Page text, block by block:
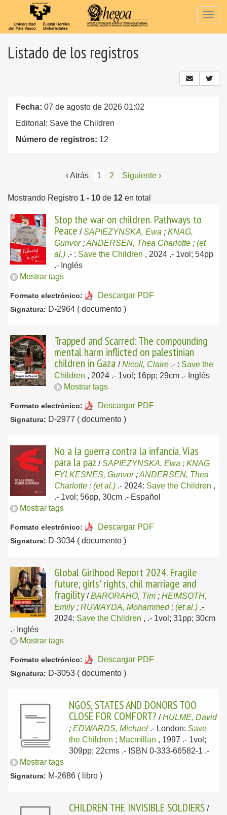
Listado de los registros
Fecha: 07 de agosto de 2026 01:02
Editorial: Save the Children
Número de registros: 12
‹ Atrás 1 2 Siguiente ›
Mostrando Registro 1 - 10 de 12 en total
Stop the war on children. Pathways to
Peace /SAPIEZYNSKA, Ewa ; KNAG,
Gunvor;ANDERSEN, Thea Charlotte ; (et
al.) .- : Save the Children , 2024 .- 1vol; 54pp
.- Inglés
Mostrar tags
Formato electrónico: Descargar PDF
Signatura: D-2964 ( documento )
Trapped and Scarred: The compounding
mental harm inflicted on palestinian
children in Gaza /Nicoll, Claire .- : Save the
Children , 2024 .- 1vol; 16pp; 29cm .- Inglés
Mostrar tags
Formato electrónico: Descargar PDF
Signatura: D-2977 ( documento )
No a la guerra contra la infancia. Vías
para la paz /SAPIEZYNSKA, Ewa ; KNAG
FYLKESNES, Gunvor;ANDERSEN, Thea
Charlotte ; (et al.) .- 2024: Save the Children ,
.- 1vol; 56pp, 30cm .- Español
Mostrar tags
Formato electrónico: Descargar PDF
Signatura: D-3034 ( documento )
Global Girlhood Report 2024. Fragile
future, girls' rights, chil marriage and
fragility /BARORAHO, Tim ; HEIMSOTH,
Emily; RUWAYDA, Mohammed; (et al.) .-
2024: Save the Children , .- 1vol; 31pp; 30cm
.- Inglés
Mostrar tags
Formato electrónico: Descargar PDF
Signatura: D-3053 ( documento )
NGOS, STATES AND DONORS TOO
CLOSE FOR COMFORT? /HULME, David
; EDWARDS, Michael .- London: Save
the Children ; Macmillan , 1997 .- 1vol;
309pp; 22cms .- ISBN 0-333-66582-1 .-
Mostrar tags
Signatura: M-2686 ( libro )
CHILDREN THE INVISIBLE SOLDIERS /